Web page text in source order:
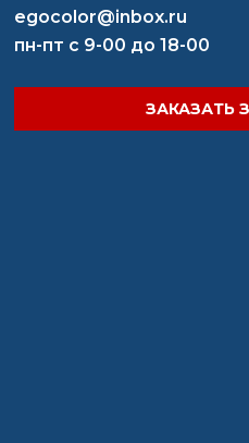
egocolor@inbox.ru
пн-пт с 9-00 до 18-00
ЗАКАЗАТЬ